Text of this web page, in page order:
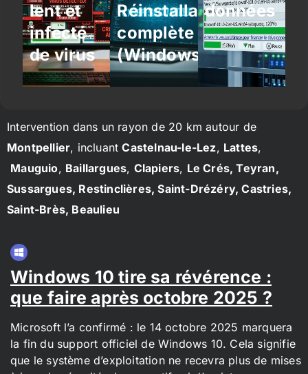
lent et
infecté
de virus
Réinstallation
complète
(Windows/Linux)
données
Intervention dans un rayon de 20 km autour de
Montpellier, incluantCastelnau-le-Lez, Lattes,
Mauguio, Baillargues, Clapiers, Le Crés, Teyran,
Sussargues, Restinclières, Saint-Drézéry, Castries,
Saint-Brès, Beaulieu
Windows 10 tire sa révérence :
que faire après octobre 2025 ?
Microsoft l’a confirmé : le 14 octobre 2025 marquera
la fin du support officiel de Windows 10. Cela signifie
que le système d’exploitation ne recevra plus de mises